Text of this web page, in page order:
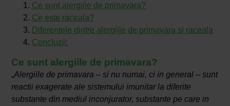
Ce sunt alergiile de primavara?
Ce este raceala?
Diferentele dintre alergiile de primavara si raceala
Concluzii:
Ce sunt alergiile de primavara?
„Alergiile de primavara – si nu numai, ci in general – sunt
reactii exagerate ale sistemului imunitar la diferite
substante din mediul inconjurator, substante pe care in